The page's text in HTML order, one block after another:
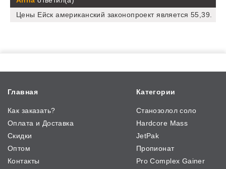
Цены Ейск американский законопроект является 55,39.
Главная
Как заказать?
Оплата и Доставка
Скидки
Оптом
Контакты
Категории
Станозолол соло
Hardcore Mass
JetPak
Пропионат
Pro Complex Gainer